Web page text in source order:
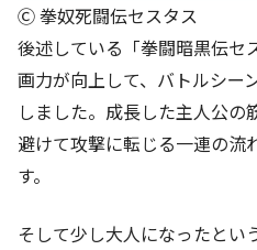
Ⓒ 拳奴死闘伝セスタス
後述している「拳闘暗黒伝セ
画力が向上して、バトルシー
しました。成長した主人公の
避けて攻撃に転じる一連の流
す。
そして少し大人になったとい